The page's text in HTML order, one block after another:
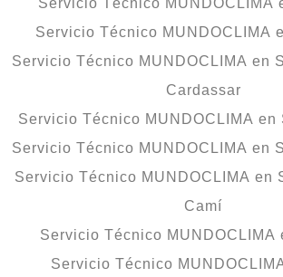
Servicio Técnico MUNDOCLIMA
Servicio Técnico MUNDOCLIMA
Servicio Técnico MUNDOCLIMA en
Cardassar
Servicio Técnico MUNDOCLIMA en
Servicio Técnico MUNDOCLIMA en
Servicio Técnico MUNDOCLIMA en
Camí
Servicio Técnico MUNDOCLIMA
Servicio Técnico